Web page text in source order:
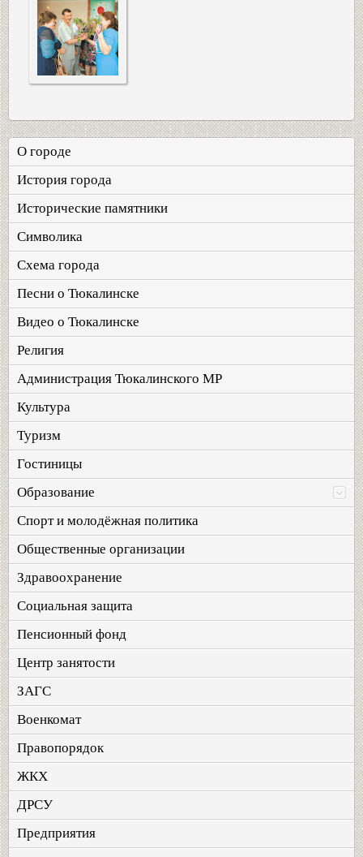
О городе
История города
Исторические памятники
Символика
Схема города
Песни о Тюкалинске
Видео о Тюкалинске
Религия
Администрация Тюкалинского МР
Культура
Туризм
Гостиницы
Образование
Спорт и молодёжная политика
Общественные организации
Здравоохранение
Социальная защита
Пенсионный фонд
Центр занятости
ЗАГС
Военкомат
Правопорядок
ЖКХ
ДРСУ
Предприятия